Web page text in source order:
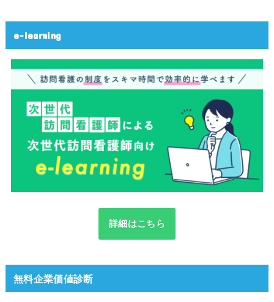
e-learning
詳細はこちら
無料企業価値診断